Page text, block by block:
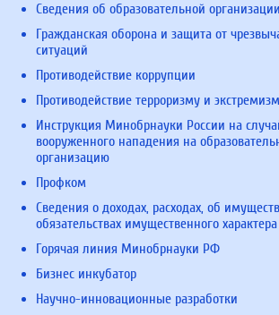
Сведения об образовательной организации
Гражданская оборона и защита от
ситуаций
Противодействие коррупции
Противодействие терроризму и
Инструкция Минобрнауки России на
вооруженного нападения на
организацию
Профком
Сведения о доходах, расходах, об
обязательствах имущественного характера
Горячая линия Минобрнауки РФ
Бизнес инкубатор
Научно-инновационные разработки